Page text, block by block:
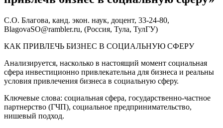
С.О. Благова, канд. экон. наук, доцент, 33-24-80,
BlagovaSO@rambler.ru, (Россия, Тула, ТулГУ)
КАК ПРИВЛЕЧЬ БИЗНЕС В СОЦИАЛЬНУЮ СФЕРУ
Анализируется, насколько в настоящий момент социальная
сфера инвестиционно привлекательна для бизнеса и реальны
условия привлечения бизнеса в социальную сферу.
Ключевые слова: социальная сфера, государственно-частное
партнерство (ГЧП), социальное предпринимательство,
нишевый подход.